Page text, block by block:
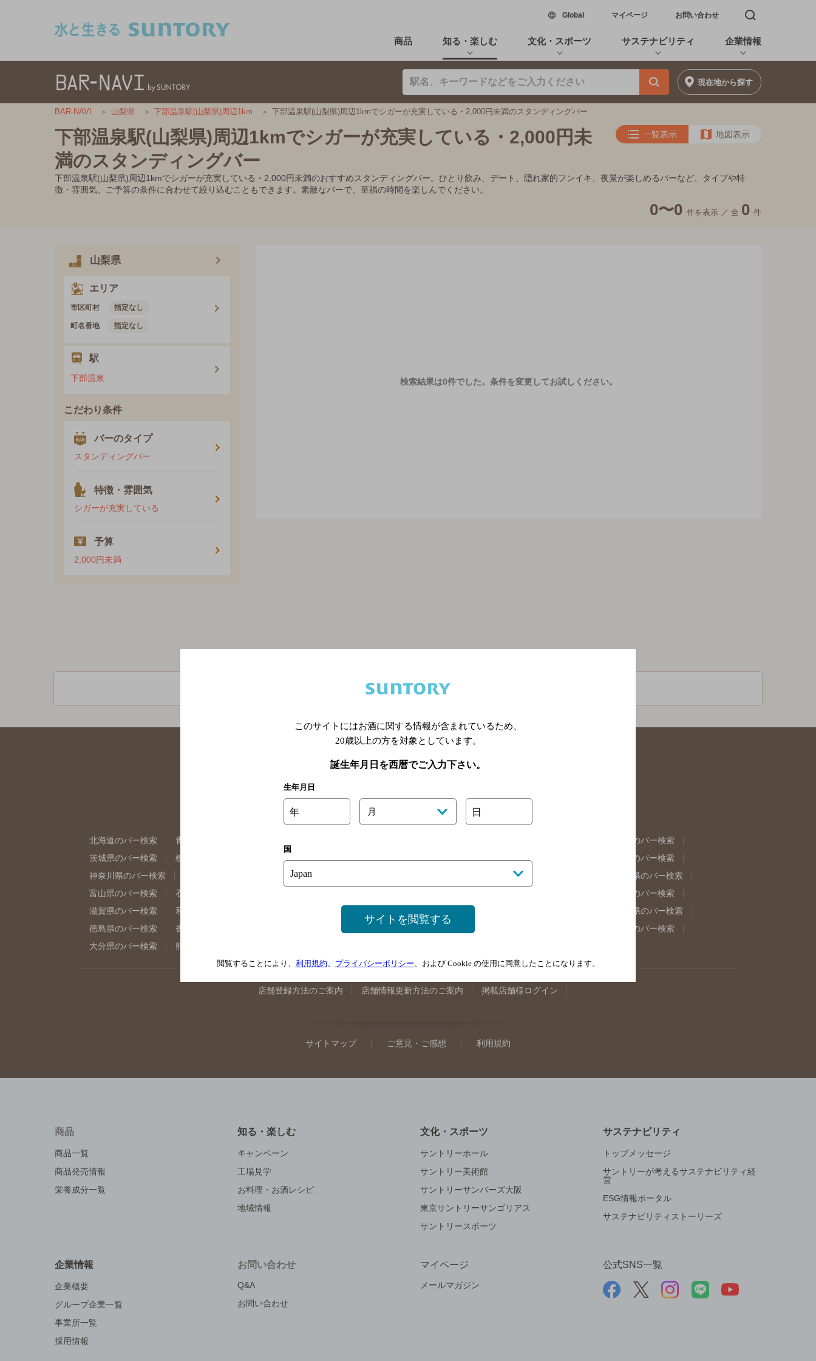
Global新しいウィンドウで開く
マイページ お問い合わせ 検索窓を開く
商品 知る・楽しむ 文化・スポーツ サステナビリティ 企業情報
現在地から探す
BAR-NAVI 山梨県 下部温泉駅(山梨県)周辺1km 下部温泉駅(山梨県)周辺1kmでシガーが充実している・2,000円未満のスタンディングバー
下部温泉駅(山梨県)周辺1kmでシガーが充実している・2,000円未
満のスタンディングバー
一覧表示 地図表示
下部温泉駅(山梨県)周辺1kmでシガーが充実している・2,000円未満のおすすめスタンディングバー。ひとり飲み、デート、隠れ家的フンイキ、夜景が楽しめるバーなど、タイプや特
徴・雰囲気、ご予算の条件に合わせて絞り込むこともできます。素敵なバーで、至福の時間を楽しんでください。
0〜0 件を表示 ／ 全 0 件
山梨県
エリア
市区町村 指定なし
町名番地 指定なし
駅
下部温泉
こだわり条件
バーのタイプ
スタンディングバー
特徴・雰囲気
シガーが充実している
予算
2,000円未満
検索結果は0件でした。 条件を変更してお試しください。
関連ページ
北海道のバー検索 青森県のバー検索
福島県のバー検索
茨城県のバー検索
栃木県のバー検索
東京都のバー検索
神奈川県のバー検索
埼玉県のバー検索
岐阜県のバー検索
富山県のバー検索
石川県のバー検索
奈良県のバー検索
滋賀県のバー検索
和歌山県のバー検索 山口県のバー検索
島根県のバー検索
徳島県のバー検索
香川県のバー検索
佐賀県のバー検索
大分県のバー検索
熊本県のバー検索
店舗登録方法のご案内 店舗情報更新方法のご案内 掲載店舗様ログイン
サイトマップ ご意見・ご感想 利用規約
商品
商品一覧
商品発売情報
栄養成分一覧
知る・楽しむ
キャンペーン
工場見学
お料理・お酒レシピ
地域情報
文化・スポーツ
サントリーホール
サントリー美術館
サントリーサンバーズ大阪
東京サントリーサンゴリアス
サントリースポーツ
サステナビリティ
トップメッセージ
サントリーが考えるサステナビリティ経
営
ESG情報ポータル
サステナビリティストーリーズ
企業情報
企業概要
グループ企業一覧
事業所一覧
採用情報
お問い合わせ
Q&A
お問い合わせ
マイページ
メールマガジン
公式SNS一覧
このサイトにはお酒に関する情報が含まれているため、
20歳以上の方を対象としています。
誕生年月日を西暦でご入力下さい。
生年月日
年 月 日
国
サイトを閲覧する
閲覧することにより、 利用規約、 プライバシーポリシー、および Cookie の使用に同意したことになります。